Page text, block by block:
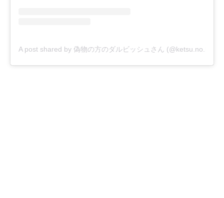
A post shared by 偽物の方のダルビッシュさん